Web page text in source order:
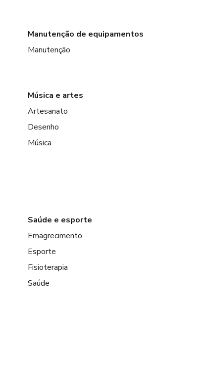
Manutenção de equipamentos
Manutenção
Música e artes
Artesanato
Desenho
Música
Saúde e esporte
Emagrecimento
Esporte
Fisioterapia
Saúde